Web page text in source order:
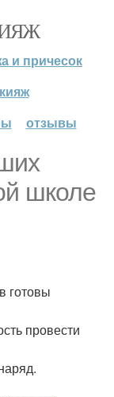
и причесок
отзывы
школе
готовы
провести